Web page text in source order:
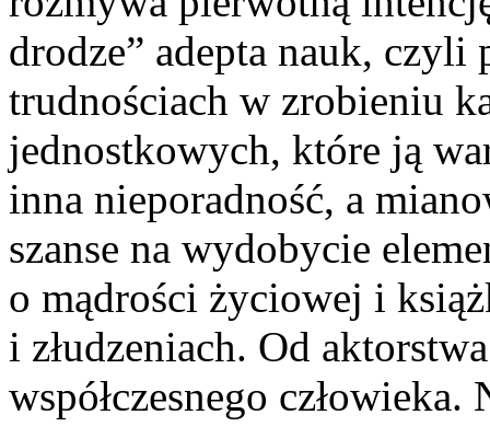
drodze” adepta nauk,
trudnościach w zrobieniu
jednostkowych, które ją
inna nieporadność, a
szanse na wydobycie
o mądrości życiowej i
i złudzeniach. Od
współczesnego